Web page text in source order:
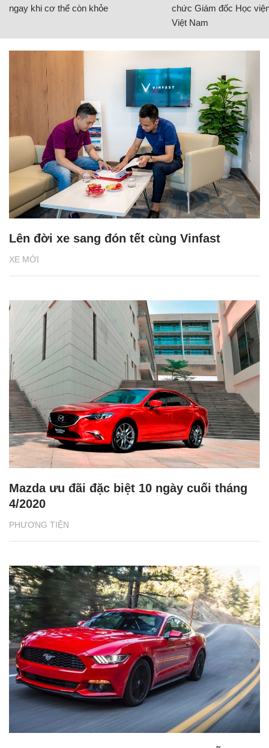
ngay khi cơ thể còn khỏe
chức Giám đốc Học
Việt Nam
XE MỚI
Lên đời xe sang đón tết cùng Vinfast
PHƯƠNG TIỆN
Mazda ưu đãi đặc biệt 10 ngày cuối tháng
4/2020